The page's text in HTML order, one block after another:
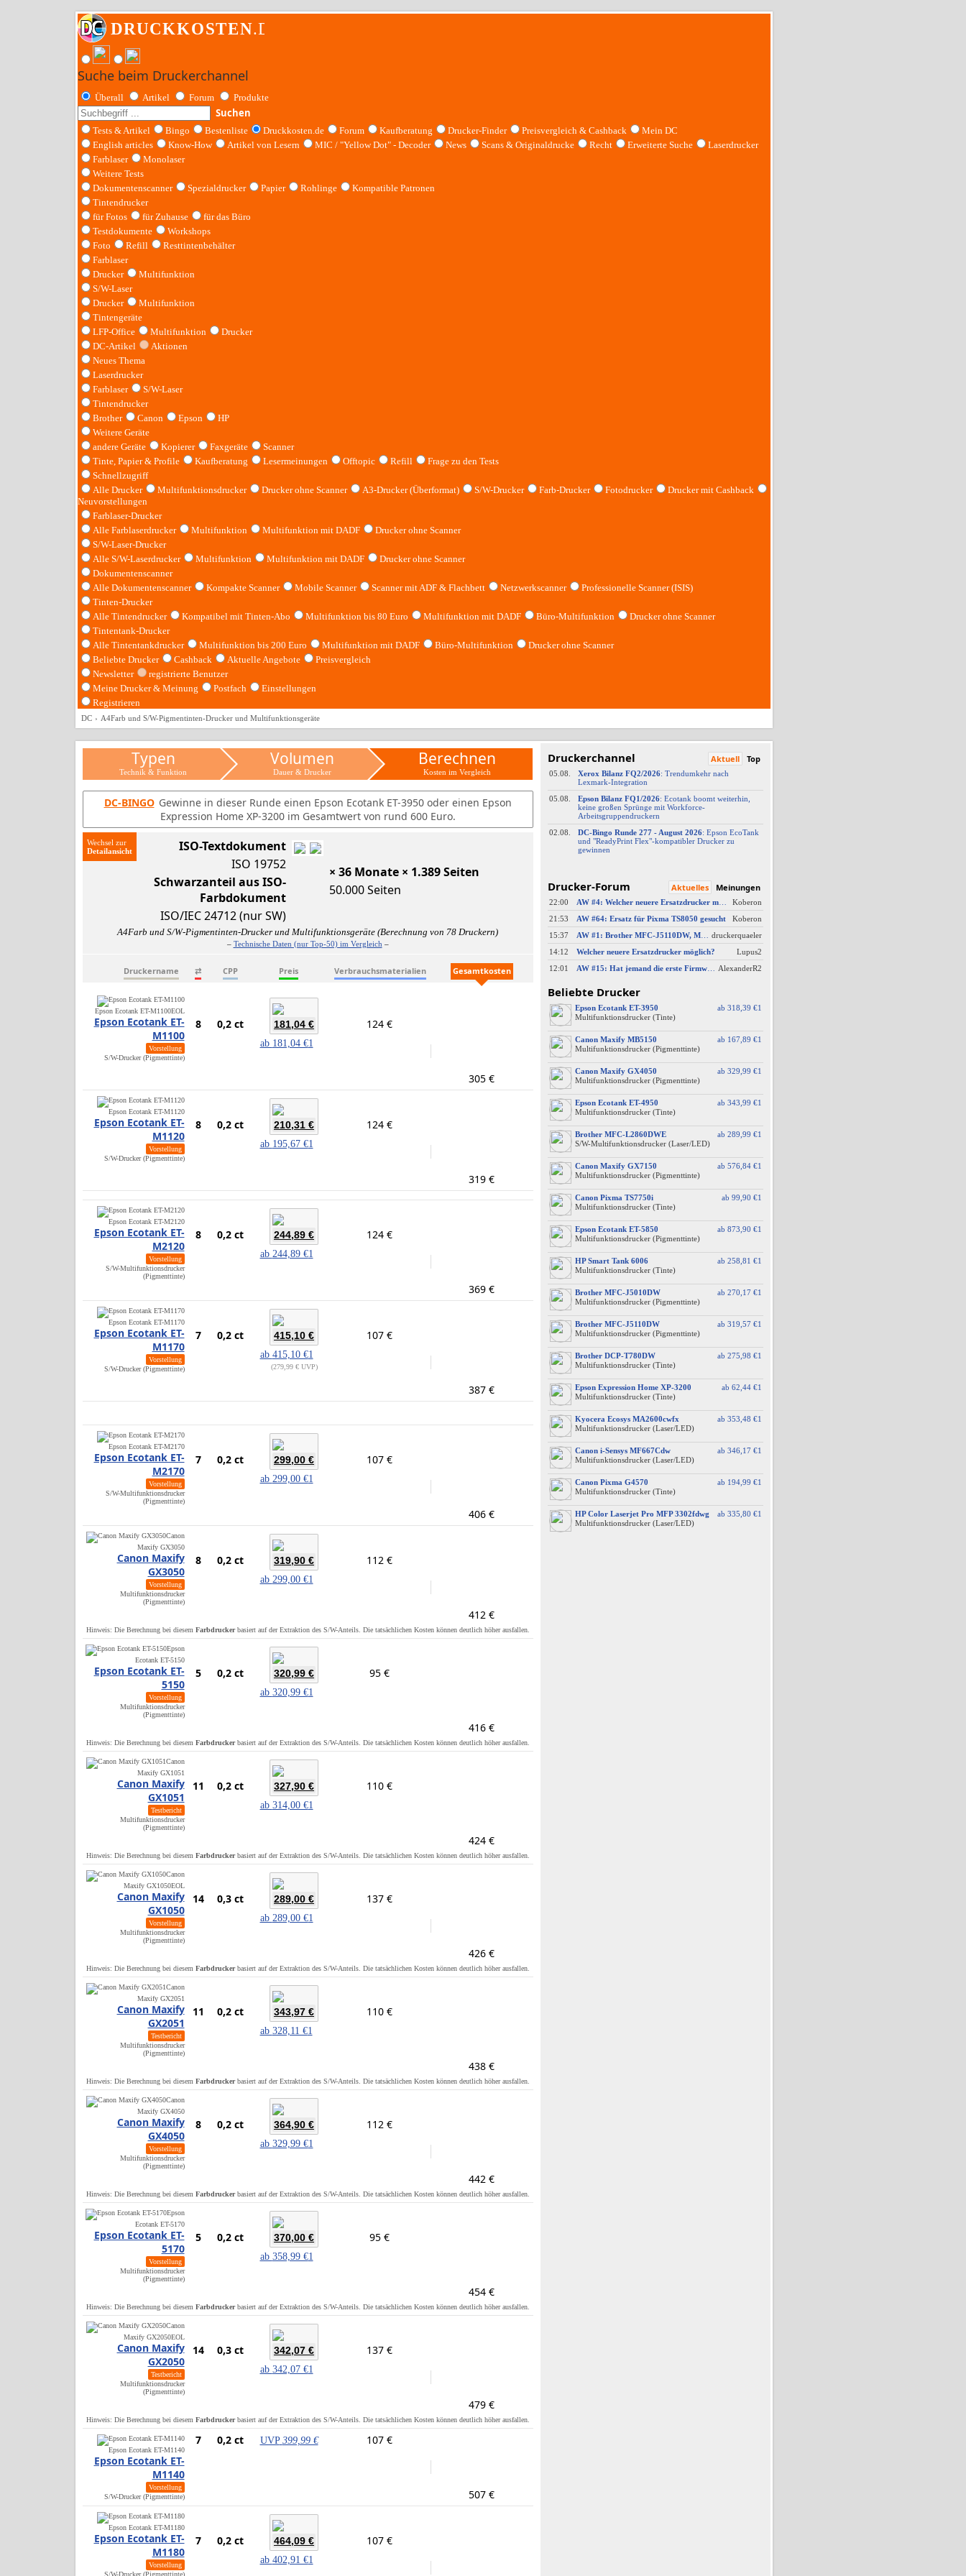
Suche beim Druckerchannel
Überall Artikel Forum Produkte
Suchen
Tests & Artikel Bingo Bestenliste Druckkosten.de Forum Kaufberatung Drucker-Finder Preisvergleich & Cashback
Mein DC
English articles
Know-How Artikel von Lesern MIC / "Yellow Dot" - Decoder News Scans & Originaldrucke Recht Erweiterte Suche
Laserdrucker
Farblaser
Monolaser
Weitere Tests
Dokumentenscanner
Spezialdrucker Papier Rohlinge
Kompatible Patronen
Tintendrucker
für Fotos
für Zuhause
für das Büro
Testdokumente
Workshops
Foto
Refill
Resttintenbehälter
Farblaser
Drucker
Multifunktion
S/W-Laser
Drucker
Multifunktion
Tintengeräte
LFP-Office
Multifunktion
Drucker
DC-Artikel
Aktionen
Neues Thema
Laserdrucker
Farblaser
S/W-Laser
Tintendrucker
Brother
Canon Epson
HP
Weitere Geräte
andere Geräte
Kopierer Faxgeräte
Scanner
Tinte, Papier & Profile
Kaufberatung Lesermeinungen Offtopic Refill
Frage zu den Tests
Schnellzugriff
Alle Drucker
Multifunktionsdrucker Drucker ohne Scanner A3-Drucker (Überformat) S/W-Drucker Farb-Drucker Fotodrucker
Drucker mit Cashback
Neuvorstellungen
Farblaser-Drucker
Alle Farblaserdrucker
Multifunktion Multifunktion mit DADF
Drucker ohne Scanner
S/W-Laser-Drucker
Alle S/W-Laserdrucker
Multifunktion Multifunktion mit DADF
Drucker ohne Scanner
Dokumentenscanner
Alle Dokumentenscanner
Kompakte Scanner Mobile Scanner Scanner mit ADF & Flachbett Netzwerkscanner
Professionelle Scanner (ISIS)
Tinten-Drucker
Alle Tintendrucker
Kompatibel mit Tinten-Abo Multifunktion bis 80 Euro Multifunktion mit DADF Büro-Multifunktion
Drucker ohne Scanner
Tintentank-Drucker
Alle Tintentankdrucker
Multifunktion bis 200 Euro Multifunktion mit DADF Büro-Multifunktion
Drucker ohne Scanner
Beliebte Drucker
Cashback Aktuelle Angebote
Preisvergleich
Newsletter
registrierte Benutzer
Meine Drucker & Meinung
Postfach
Einstellungen
Registrieren
DC A4Farb und S/W-Pigmentinten-Drucker und Multifunktionsgeräte
Typen
Technik & Funktion
Volumen
Dauer & Drucker
Berechnen
Kosten im Vergleich
DC-BINGO Gewinne in dieser Runde einen Epson Ecotank ET-3950 oder einen Epson
Expression Home XP-3200 im Gesamtwert von rund 600 Euro.
Wechsel zur
ISO-Textdokument
ISO 19752
Schwarzanteil aus ISO-
Farbdokument
ISO/IEC 24712 (nur SW)
× 36 Monate × 1.389 Seiten
50.000 Seiten
A4Farb und S/W-Pigmentinten-Drucker und Multifunktionsgeräte (Berechnung von 78 Druckern)
– Technische Daten (nur Top-50) im Vergleich –
Druckername ⇄ CPP Preis Verbrauchsmaterialien Gesamtkosten
Epson Ecotank ET-M1100EOL
Epson Ecotank ET-
M1100
Vorstellung
S/W-Drucker (Pigmenttinte)
8 0,2 ct 181,04 €
ab 181,04 €1
124 €
305 €
Epson Ecotank ET-M1120
Epson Ecotank ET-
M1120
Vorstellung
S/W-Drucker (Pigmenttinte)
8 0,2 ct 210,31 €
ab 195,67 €1
124 €
319 €
Epson Ecotank ET-M2120
Epson Ecotank ET-
M2120
Vorstellung
S/W-Multifunktionsdrucker
(Pigmenttinte)
8 0,2 ct 244,89 €
ab 244,89 €1
124 €
369 €
Epson Ecotank ET-M1170
Epson Ecotank ET-
M1170
Vorstellung
S/W-Drucker (Pigmenttinte)
7 0,2 ct 415,10 €
ab 415,10 €1
279,99 € UVP
107 €
387 €
Epson Ecotank ET-M2170
Epson Ecotank ET-
M2170
Vorstellung
S/W-Multifunktionsdrucker
(Pigmenttinte)
7 0,2 ct 299,00 €
ab 299,00 €1
107 €
406 €
Canon
Maxify GX3050
Canon Maxify
GX3050
Vorstellung
Multifunktionsdrucker
(Pigmenttinte)
8 0,2 ct 319,90 €
ab 299,00 €1
112 €
412 €
Hinweis: Die Berechnung bei diesem Farbdruckerbasiert auf der Extraktion des S/W-Anteils. Die tatsächlichen Kosten können deutlich höher ausfallen.
Epson
Ecotank ET-5150
Epson Ecotank ET-
5150
Vorstellung
Multifunktionsdrucker
(Pigmenttinte)
5 0,2 ct 320,99 €
ab 320,99 €1
95 €
416 €
Hinweis: Die Berechnung bei diesem Farbdruckerbasiert auf der Extraktion des S/W-Anteils. Die tatsächlichen Kosten können deutlich höher ausfallen.
Canon
Maxify GX1051
Canon Maxify
GX1051
Testbericht
Multifunktionsdrucker
(Pigmenttinte)
11 0,2 ct 327,90 €
ab 314,00 €1
110 €
424 €
Hinweis: Die Berechnung bei diesem Farbdruckerbasiert auf der Extraktion des S/W-Anteils. Die tatsächlichen Kosten können deutlich höher ausfallen.
Canon
Maxify GX1050EOL
Canon Maxify
GX1050
Vorstellung
Multifunktionsdrucker
(Pigmenttinte)
14 0,3 ct 289,00 €
ab 289,00 €1
137 €
426 €
Hinweis: Die Berechnung bei diesem Farbdruckerbasiert auf der Extraktion des S/W-Anteils. Die tatsächlichen Kosten können deutlich höher ausfallen.
Canon
Maxify GX2051
Canon Maxify
GX2051
Testbericht
Multifunktionsdrucker
(Pigmenttinte)
11 0,2 ct 343,97 €
ab 328,11 €1
110 €
438 €
Hinweis: Die Berechnung bei diesem Farbdruckerbasiert auf der Extraktion des S/W-Anteils. Die tatsächlichen Kosten können deutlich höher ausfallen.
Canon
Maxify GX4050
Canon Maxify
GX4050
Vorstellung
Multifunktionsdrucker
(Pigmenttinte)
8 0,2 ct 364,90 €
ab 329,99 €1
112 €
442 €
Hinweis: Die Berechnung bei diesem Farbdruckerbasiert auf der Extraktion des S/W-Anteils. Die tatsächlichen Kosten können deutlich höher ausfallen.
Epson
Ecotank ET-5170
Epson Ecotank ET-
5170
Vorstellung
Multifunktionsdrucker
(Pigmenttinte)
5 0,2 ct 370,00 €
ab 358,99 €1
95 €
454 €
Hinweis: Die Berechnung bei diesem Farbdruckerbasiert auf der Extraktion des S/W-Anteils. Die tatsächlichen Kosten können deutlich höher ausfallen.
Canon
Maxify GX2050EOL
Canon Maxify
GX2050
Testbericht
Multifunktionsdrucker
(Pigmenttinte)
14 0,3 ct 342,07 €
ab 342,07 €1
137 €
479 €
Hinweis: Die Berechnung bei diesem Farbdruckerbasiert auf der Extraktion des S/W-Anteils. Die tatsächlichen Kosten können deutlich höher ausfallen.
Epson Ecotank ET-M1140
Epson Ecotank ET-
M1140
Vorstellung
S/W-Drucker (Pigmenttinte)
7 0,2 ct UVP 399,99 € 107 €
507 €
Epson Ecotank ET-M1180
Epson Ecotank ET-
M1180
Vorstellung
S/W-Drucker (Pigmenttinte)
7 0,2 ct 464,09 €
ab 402,91 €1
107 €
Druckerchannel Aktuell Top
05.08. Xerox Bilanz FQ2/2026: Trendumkehr nach
Lexmark-​Integration
05.08.
Epson Bilanz FQ1/2026: Ecotank boomt weiterhin,
keine großen Sprünge mit Workforce-​
Arbeitsgruppendruckern
02.08.
DC-​Bingo Runde 277 -​ August 2026: Epson EcoTank
und "ReadyPrint Flex"-​kompatibler Drucker zu
gewinnen
Drucker-Forum Aktuelles Meinungen
22:00 AW #4: Welcher neuere Ersatzdrucker möglich?
Koberon
21:53
AW #64: Ersatz für Pixma TS8050 gesucht
Koberon
15:37
AW #1: Brother MFC-J5110DW, MFC-J5010DW und MFC-J5013DW - Besser ausgestattet und kompakter dank vollem Fokus auf A4
druckerquaeler
14:12
Welcher neuere Ersatzdrucker möglich?
Lupus2
12:01
AW #15: Hat jemand die erste Firmware für ein Downgrade? AlexanderR2
Beliebte Drucker
ab 318,39 €1
Epson Ecotank ET-3950
Multifunktionsdrucker (Tinte)
ab 167,89 €1
Canon Maxify MB5150
Multifunktionsdrucker (Pigmenttinte)
ab 329,99 €1
Canon Maxify GX4050
Multifunktionsdrucker (Pigmenttinte)
ab 343,99 €1
Epson Ecotank ET-4950
Multifunktionsdrucker (Tinte)
ab 289,99 €1
Brother MFC-L2860DWE
S/W-Multifunktionsdrucker (Laser/LED)
ab 576,84 €1
Canon Maxify GX7150
Multifunktionsdrucker (Pigmenttinte)
ab 99,90 €1
Canon Pixma TS7750i
Multifunktionsdrucker (Tinte)
ab 873,90 €1
Epson Ecotank ET-5850
Multifunktionsdrucker (Pigmenttinte)
ab 258,81 €1
HP Smart Tank 6006
Multifunktionsdrucker (Tinte)
ab 270,17 €1
Brother MFC-J5010DW
Multifunktionsdrucker (Pigmenttinte)
ab 319,57 €1
Brother MFC-J5110DW
Multifunktionsdrucker (Pigmenttinte)
ab 275,98 €1
Brother DCP-T780DW
Multifunktionsdrucker (Tinte)
ab 62,44 €1
Epson Expression Home XP-3200
Multifunktionsdrucker (Tinte)
ab 353,48 €1
Kyocera Ecosys MA2600cwfx
Multifunktionsdrucker (Laser/LED)
ab 346,17 €1
Canon i-Sensys MF667Cdw
Multifunktionsdrucker (Laser/LED)
ab 194,99 €1
Canon Pixma G4570
Multifunktionsdrucker (Tinte)
ab 335,80 €1
HP Color Laserjet Pro MFP 3302fdwg
Multifunktionsdrucker (Laser/LED)